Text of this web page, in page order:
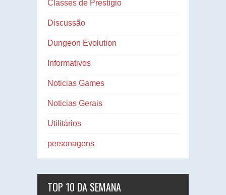
Classes de Prestígio
Discussão
Dungeon Evolution
Informativos
Noticias Games
Noticias Gerais
Utilitários
personagens
TOP 10 DA SEMANA